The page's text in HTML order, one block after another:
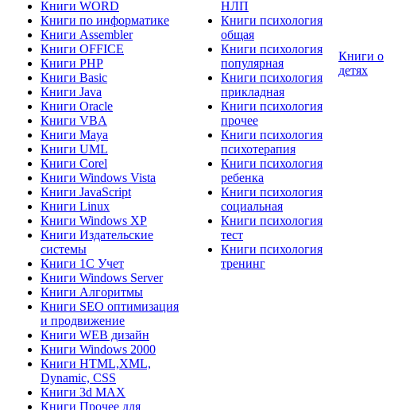
Книги WORD
Книги по информатике
Книги Assembler
Книги OFFICE
Книги PHP
Книги Basic
Книги Java
Книги Oracle
Книги VBA
Книги Maya
Книги UML
Книги Corel
Книги Windows Vista
Книги JavaScript
Книги Linux
Книги Windows XP
Книги Издательские
системы
Книги 1C Учет
Книги Windows Server
Книги Алгоритмы
Книги SEO оптимизация
и продвижение
Книги WEB дизайн
Книги Windows 2000
Книги HTML,XML,
Dynamic, CSS
Книги 3d MAX
Книги Прочее для
НЛП
Книги психология
общая
Книги психология
популярная
Книги психология
прикладная
Книги психология
прочее
Книги психология
психотерапия
Книги психология
ребенка
Книги психология
социальная
Книги психология
тест
Книги психология
тренинг
Книги о
детях